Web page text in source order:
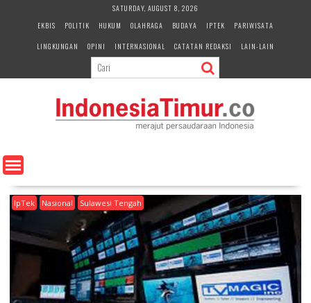
e
n
SATURDAY, AUGUST 8, 2026
EKBIS
POLITIK HUKUM OLAHRAGA BUDAYA IPTEK
PARIWISATA
LINGKUNGAN
OPINI INTERNASIONAL CATATAN REDAKSI LAIN-LAIN
IpTek Nasional Sulawesi Tengah